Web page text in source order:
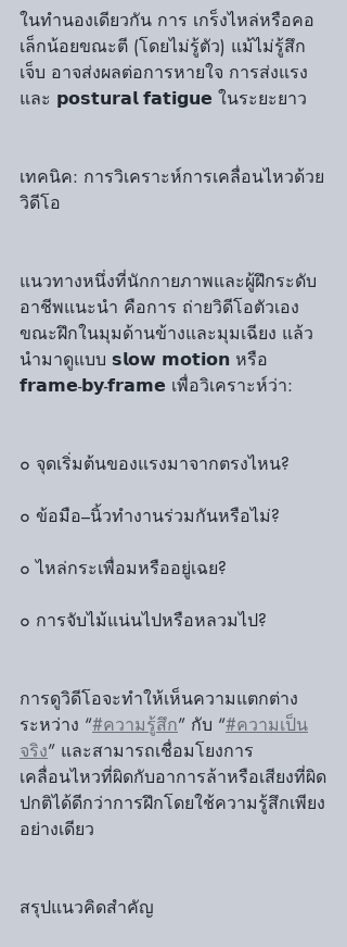
ในทำนองเดียวกัน การ เกร็งไหล่หรือคอ
เล็กน้อยขณะตี (โดยไม่รู้ตัว) แม้ไม่รู้สึก
เจ็บ อาจส่งผลต่อการหายใจ การส่งแรง
และ 𝗽𝗼𝘀𝘁𝘂𝗿𝗮𝗹 𝗳𝗮𝘁𝗶𝗴𝘂𝗲 ในระยะยาว
เทคนิค: การวิเคราะห์การเคลื่อนไหวด้วย
วิดีโอ
แนวทางหนึ่งที่นักกายภาพและผู้ฝึกระดับ
อาชีพแนะนำ คือการ ถ่ายวิดีโอตัวเอง
ขณะฝึกในมุมด้านข้างและมุมเฉียง แล้ว
นำมาดูแบบ 𝘀𝗹𝗼𝘄 𝗺𝗼𝘁𝗶𝗼𝗻 หรือ
𝗳𝗿𝗮𝗺𝗲-𝗯𝘆-𝗳𝗿𝗮𝗺𝗲 เพื่อวิเคราะห์ว่า:
๐ จุดเริ่มต้นของแรงมาจากตรงไหน?
๐ ข้อมือ–นิ้วทำงานร่วมกันหรือไม่?
๐ ไหล่กระเพื่อมหรืออยู่เฉย?
๐ การจับไม้แน่นไปหรือหลวมไป?
การดูวิดีโอจะทำให้เห็นความแตกต่าง
ระหว่าง “#ความรู้สึก” กับ “#ความเป็น
จริง” และสามารถเชื่อมโยงการ
เคลื่อนไหวที่ผิดกับอาการล้าหรือเสียงที่ผิด
ปกติได้ดีกว่าการฝึกโดยใช้ความรู้สึกเพียง
อย่างเดียว
สรุปแนวคิดสำคัญ